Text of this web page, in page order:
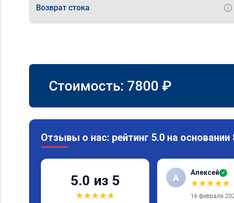
Возврат стока
Стоимость: 7800 ₽
Отзывы о нас: рейтинг 5.0 на основании
5.0 из 5
★★★★★
А Алексей ✓
★★★★★
16 февраля